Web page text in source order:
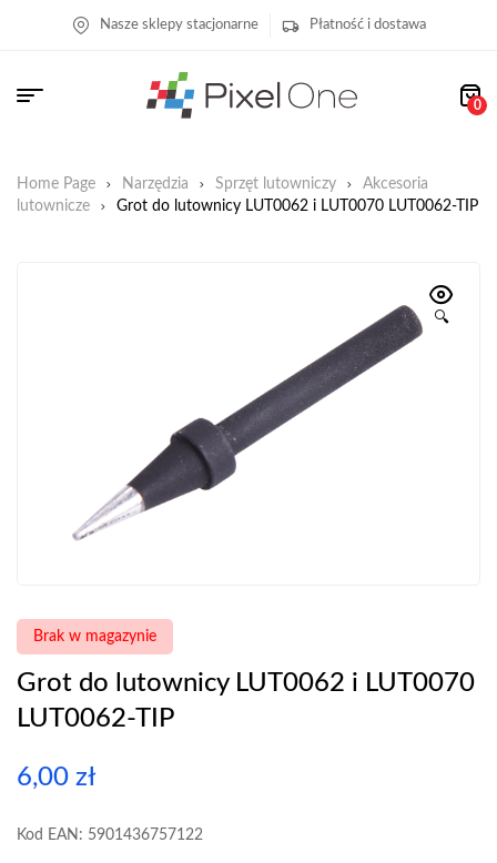
Nasze sklepy stacjonarne Płatność i dostawa
0
Home Page Narzędzia Sprzęt lutowniczy
Akcesoria
lutownicze
Grot do lutownicy LUT0062 i LUT0070 LUT0062-TIP
🔍
Brak w magazynie
Grot do lutownicy LUT0062 i LUT0070
LUT0062-TIP
6,00 zł
Kod EAN: 5901436757122